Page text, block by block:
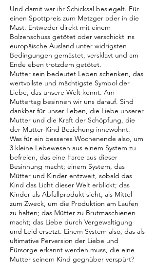
Und damit war ihr Schicksal besiegelt. Für
einen Spottpreis zum Metzger oder in die
Mast. Entweder direkt mit einem
Bolzenschuss getötet oder verschickt ins
europäische Ausland unter widrigsten
Bedingungen gemästet, versklavt und am
Ende eben trotzdem getötet.
Mutter sein bedeutet Leben schenken, das
wertvollste und mächtigste Symbol der
Liebe, das unsere Welt kennt. Am
Muttertag besinnen wir uns darauf. Sind
dankbar für unser Leben, die Liebe unserer
Mutter und die Kraft der Schöpfung, die
der Mutter-Kind Beziehung innewohnt.
Was für ein besseres Wochenende also, um
3 kleine Lebewesen aus einem System zu
befreien, das eine Farce aus dieser
Besinnung macht; einem System, das
Mütter und Kinder entzweit, sobald das
Kind das Licht dieser Welt erblickt; das
Kinder als Abfallprodukt sieht, als Mittel
zum Zweck, um die Produktion am Laufen
zu halten; das Mütter zu Brutmaschienen
macht; das Liebe durch Vergewaltigung
und Leid ersetzt. Einem System also, das als
ultimative Perversion der Liebe und
Fürsorge erkannt werden muss, die eine
Mutter seinem Kind gegnüber verspürt?